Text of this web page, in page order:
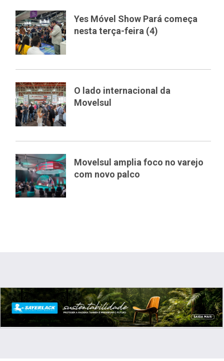
Yes Móvel Show Pará começa
nesta terça-feira (4)
O lado internacional da
Movelsul
Movelsul amplia foco no varejo
com novo palco